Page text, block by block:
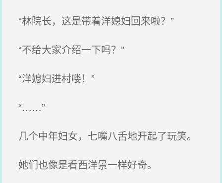
“林院长，这是带着洋媳妇回来啦？”
“不给大家介绍一下吗？”
“洋媳妇进村喽！”
“……”
几个中年妇女，七嘴八舌地开起了玩笑。
她们也像是看西洋景一样好奇。